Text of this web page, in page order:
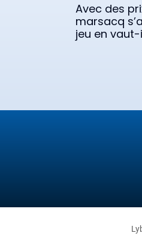
Avec des
marsacq
jeu en